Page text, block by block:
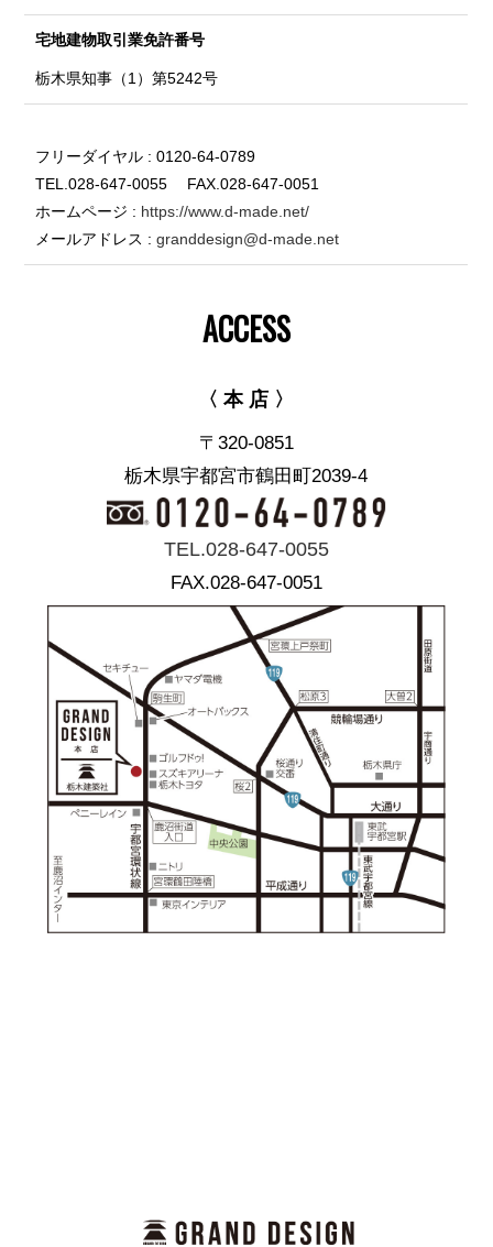
宅地建物取引業免許番号
栃木県知事（1）第5242号
フリーダイヤル : 0120-64-0789
TEL.028-647-0055 FAX.028-647-0051
ホームページ : https://www.d-made.net/
メールアドレス :granddesign@d-made.net
ACCESS
〈 本 店 〉
〒320-0851
栃木県宇都宮市鶴田町2039-4
TEL.028-647-0055
FAX.028-647-0051